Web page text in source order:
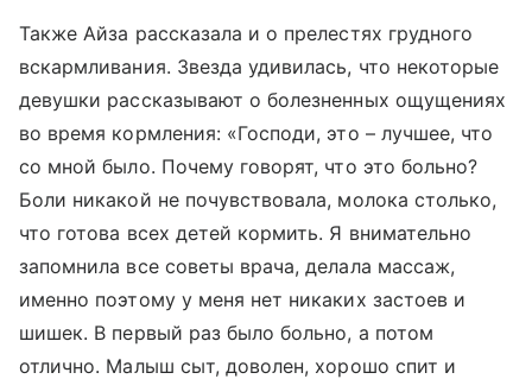
Также Айза рассказала и о прелестях грудного
вскармливания. Звезда удивилась, что некоторые
девушки рассказывают о болезненных ощущениях
во время кормления: «Господи, это – лучшее, что
со мной было. Почему говорят, что это больно?
Боли никакой не почувствовала, молока столько,
что готова всех детей кормить. Я внимательно
запомнила все советы врача, делала массаж,
именно поэтому у меня нет никаких застоев и
шишек. В первый раз было больно, а потом
отлично. Малыш сыт, доволен, хорошо спит и